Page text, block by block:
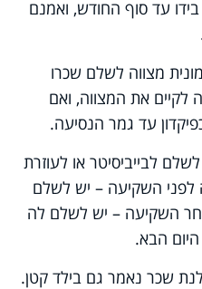
עד סוף החודש, ואמנם
מצווה לשלם שכרו
לקיים את המצווה, ואם
עד גמר הנסיעה.
לבייביסיטר או לעוזרת
לפני השקיעה – יש לשלם
השקיעה – יש לשלם לה
הבא.
שכר נאמר גם בילד קטן.